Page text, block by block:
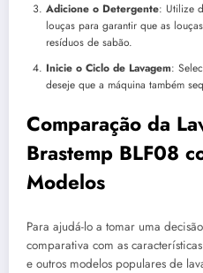
Adicione o Detergente: Utilize
louças para garantir que as
resíduos de sabão.
Inicie o Ciclo de Lavagem:
deseje que a máquina também
Comparação da
Brastemp BLF08
Modelos
Para ajudá-lo a tomar uma
comparativa com as
e outros modelos populares de